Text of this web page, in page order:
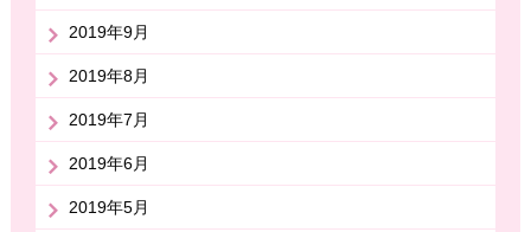
2019年9月
2019年8月
2019年7月
2019年6月
2019年5月